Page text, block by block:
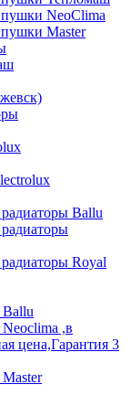
NeoClima
Master
Ballu
Royal
,в
цена,Гарантия 3